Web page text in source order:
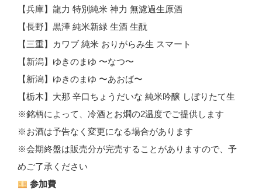
【兵庫】龍力 特別純米 神力 無濾過生原酒
【長野】黒澤 純米新緑 生酒 生酛
【三重】カワブ 純米 おりがらみ生 スマート
【新潟】ゆきのまゆ 〜なつ〜
【新潟】ゆきのまゆ 〜あおば〜
【栃木】大那 辛口ちょうだいな 純米吟醸 しぼりたて生
※銘柄によって、冷酒とお燗の2温度でご提供します
※お酒は予告なく変更になる場合があります
※会期終盤は販売分が完売することがありますので、予
めご了承ください
参加費